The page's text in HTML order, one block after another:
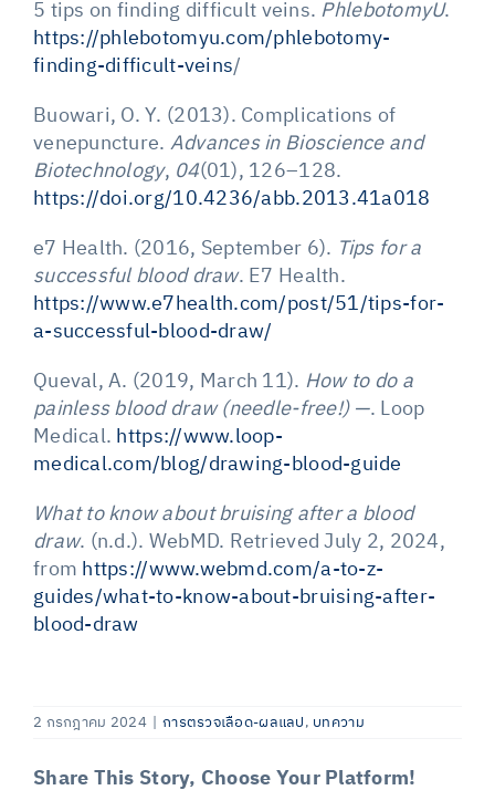
5 tips on finding difficult veins. PhlebotomyU.
https://phlebotomyu.com/phlebotomy-
finding-difficult-veins/
Buowari, O. Y. (2013). Complications of
venepuncture. Advances in Bioscience and
Biotechnology, 04(01), 126–128.
https://doi.org/10.4236/abb.2013.41a018
e7 Health. (2016, September 6). Tips for a
successful blood draw. E7 Health.
https://www.e7health.com/post/51/tips-for-
a-successful-blood-draw/
Queval, A. (2019, March 11). How to do a
painless blood draw (needle-free!) —. Loop
Medical. https://www.loop-
medical.com/blog/drawing-blood-guide
What to know about bruising after a blood
draw. (n.d.). WebMD. Retrieved July 2, 2024,
from https://www.webmd.com/a-to-z-
guides/what-to-know-about-bruising-after-
blood-draw
2 กรกฎาคม 2024 | การตรวจเลือด-ผลแลป, บทความ
Share This Story, Choose Your Platform!